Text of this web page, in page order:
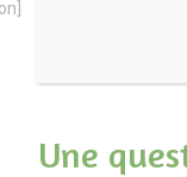
Une